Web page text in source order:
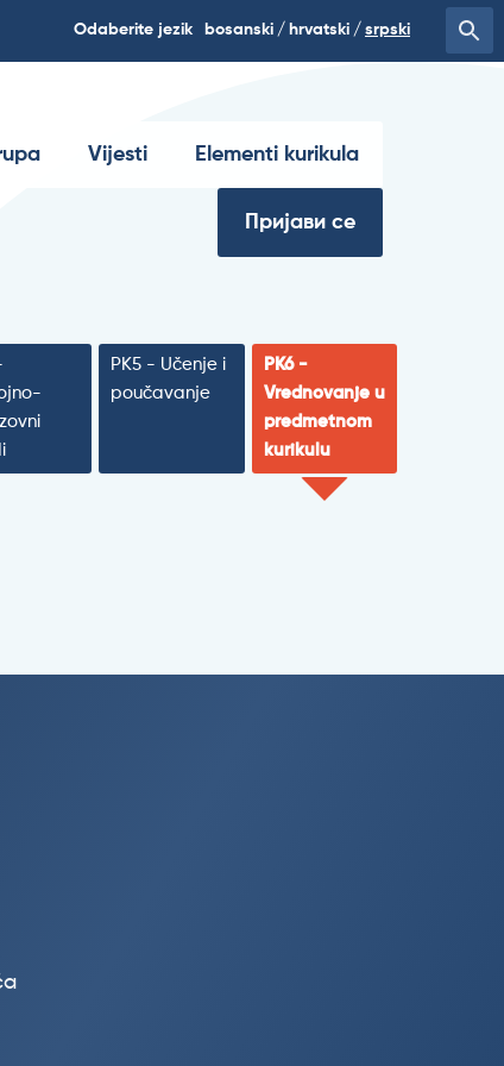
Odaberite jezik bosanski hrvatski srpski
Vijesti Elementi kurikula
Пријави се
PK5 - Učenje i
poučavanje
PK6 -
Vrednovanje u
predmetnom
kurikulu